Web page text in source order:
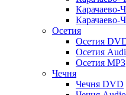
Карачаево-
Карачаево-
Осетия
Осетия
Осетия
Осетия MP3
Чечня
Чечня DVD